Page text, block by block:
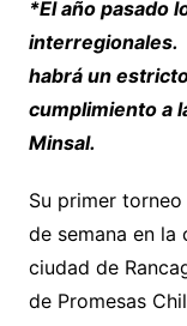
*El año pasado
interregionales.
habrá un
cumplimiento a
Minsal.
Su primer
de semana en la
ciudad de
de Promesas